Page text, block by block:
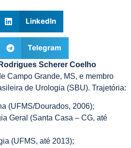
LinkedIn
Telegram
Scherer Coelho
Campo Grande, MS, e membro
de Urologia (SBU). Trajetória:
(UFMS/Dourados, 2006);
Geral (Santa Casa – CG, até
(UFMS, até 2013);